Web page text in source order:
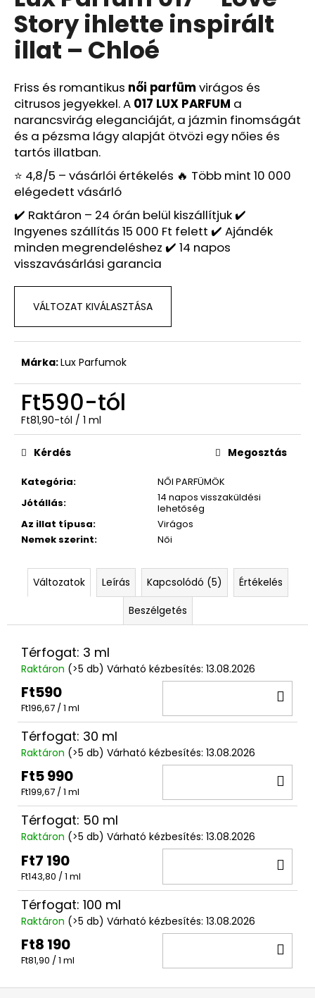
5-
ből
0,0
csillag.
Story ihlette inspirált
illat – Chloé
Friss és romantikus női parfüm virágos és
citrusos jegyekkel. A 017 LUX PARFUM a
narancsvirág eleganciáját, a jázmin finomságát
és a pézsma lágy alapját ötvözi egy nőies és
tartós illatban.
⭐ 4,8/5 – vásárlói értékelés 🔥 Több mint 10 000
elégedett vásárló
✔️ Raktáron – 24 órán belül kiszállítjuk ✔️
Ingyenes szállítás 15 000 Ft felett ✔️ Ajándék
minden megrendeléshez ✔️ 14 napos
visszavásárlási garancia
VÁLTOZAT KIVÁLASZTÁSA
Márka:Lux Parfumok
Ft590-tól
Egységár:
Ft81,90-tól / 1 ml
Kategória:
NŐI PARFÜMÖK
Jótállás:
14 napos visszaküldési
lehetőség
Az illat típusa:
Virágos
Nemek szerint: Női
Kérdés Megosztás
Változatok Leírás Kapcsolódó (5)
Értékelés
Beszélgetés
Térfogat: 3 ml
Raktáron (>5 db) Várható kézbesítés: 13.08.2026
Ft590
Egységár:
Ft196,67 / 1 ml
Térfogat: 30 ml
Raktáron (>5 db) Várható kézbesítés: 13.08.2026
Ft5 990
Egységár:
Ft199,67 / 1 ml
Térfogat: 50 ml
Raktáron (>5 db) Várható kézbesítés: 13.08.2026
Ft7 190
Egységár:
Ft143,80 / 1 ml
Térfogat: 100 ml
Raktáron (>5 db) Várható kézbesítés: 13.08.2026
Ft8 190
Egységár:
Ft81,90 / 1 ml
A
j
n
l
j
u
k
LUX
PARFUM
053
–
MY
WAY
FLORAL
INSPIRÁLT
ILLAT
GIORGIO
Ft590